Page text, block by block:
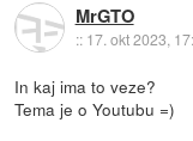
MrGTO
:: 17. okt 2023,
In kaj ima to veze?
Tema je o Youtubu =)